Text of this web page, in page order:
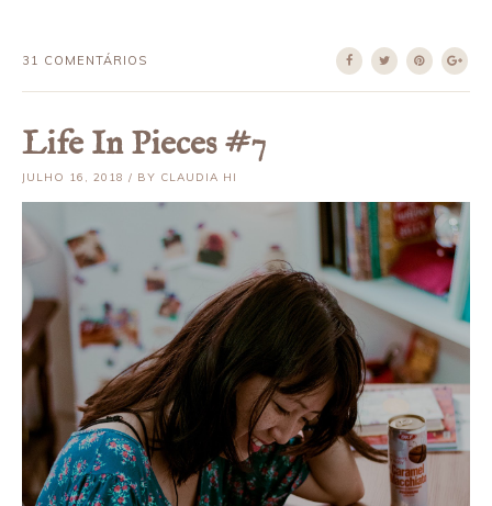
31 COMENTÁRIOS
Life In Pieces #7
JULHO 16, 2018 / BY CLAUDIA HI